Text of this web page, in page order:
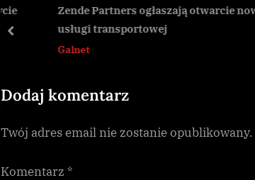
u
s
s
:
Zende Partners ogłaszają otwarcie nowej
usługi transportowej
Galnet
prev
Dodaj komentarz
Twój adres email nie zostanie opublikowany.
Komentarz *